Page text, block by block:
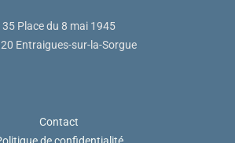
35 Place du 8 mai 1945
Entraigues-sur-la-Sorgue
Contact
de confidentialité